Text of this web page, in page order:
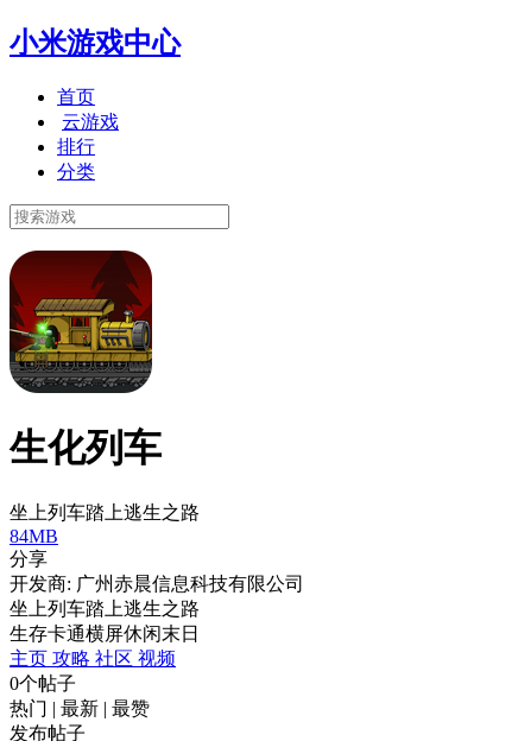
小米游戏中心
首页
云游戏
排行
分类
生化列车
坐上列车踏上逃生之路
84MB
分享
开发商: 广州赤晨信息科技有限公司
坐上列车踏上逃生之路
生存卡通横屏休闲末日
主页 攻略 社区 视频
0个帖子
热门 | 最新 | 最赞
发布帖子